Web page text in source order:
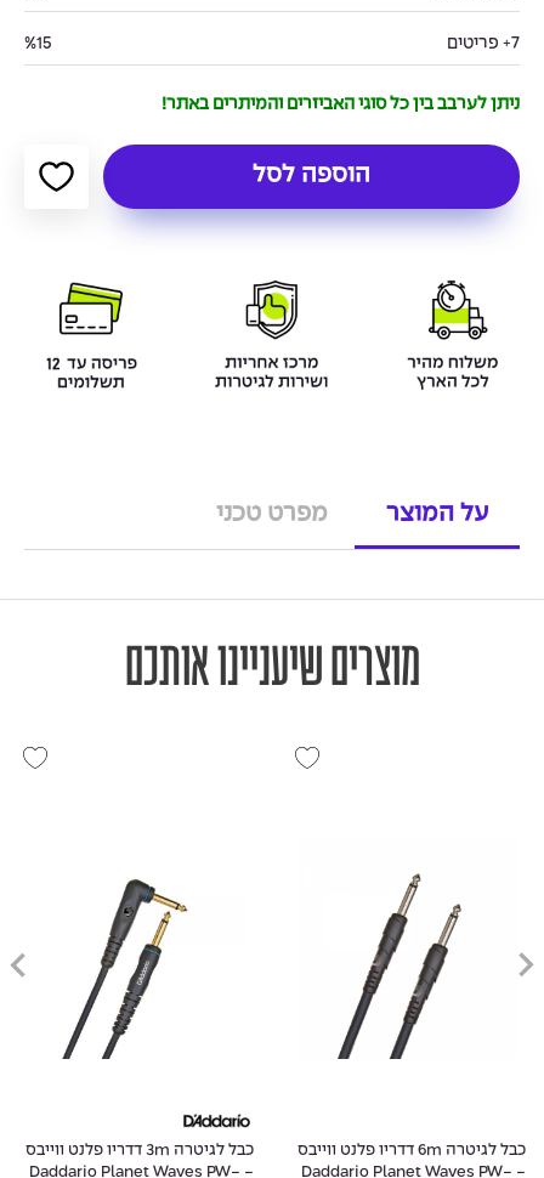
7+ פריטים %15
ניתן לערבב בין כל סוגי האביזרים והמיתרים באתר!
הוספה לסל
על המוצר מפרט טכני
מוצרים שיעניינו אותכם
כבל לגיטרה 6m דדריו פלנט ווייבס
- Daddario Planet Waves PW-
כבל לגיטרה 3m דדריו פלנט ווייבס
- Daddario Planet Waves PW-